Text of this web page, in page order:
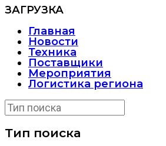
ЗАГРУЗКА
Главная
Новости
Техника
Поставщики
Мероприятия
Логистика региона
Тип поиска